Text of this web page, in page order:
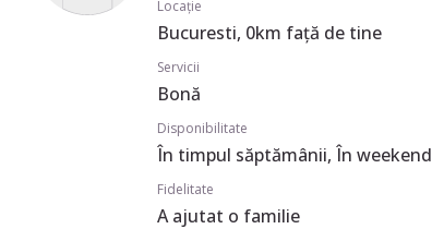
Locație
Bucuresti, 0km față de tine
Servicii
Bonă
Disponibilitate
În timpul săptămânii, În weekend
Fidelitate
A ajutat o familie